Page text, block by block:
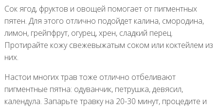
Сок ягод, фруктов и овощей помогает от пигментных
пятен. Для этого отлично подойдет калина, смородина,
лимон, грейпфрут, огурец, хрен, сладкий перец.
Протирайте кожу свежевыжатым соком или коктейлем из
них.
Настои многих трав тоже отлично отбеливают
пигментные пятна: одуванчик, петрушка, девясил,
календула. Запарьте травку на 20-30 минут, процедите и